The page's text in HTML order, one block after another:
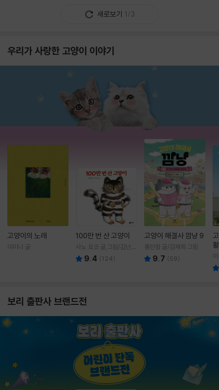
새로보기 1/3
우리가 사랑한 고양이 이야기
고양이의 노래
이미나 글
100만 번 산 고양이
사노 요코 글,그림/김난주
역 9.4 (124)
고양이 해결사 깜냥 9
홍민정 글/김재희 그림
9.7 (59)
보리 출판사 브랜드전